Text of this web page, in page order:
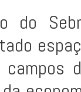
do